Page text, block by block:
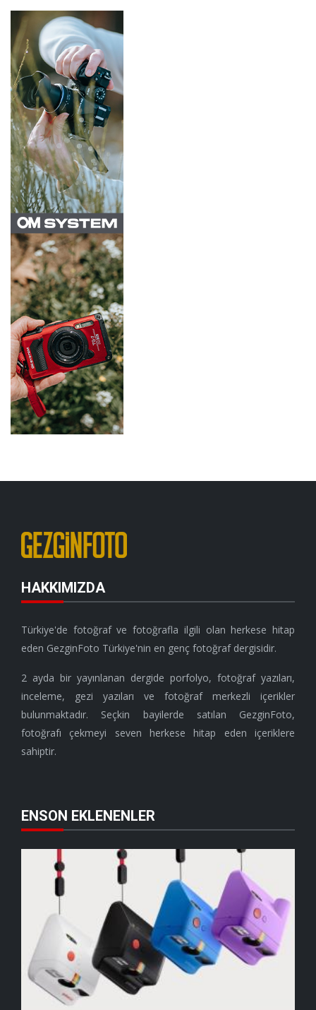
HAKKIMIZDA
Türkiye'de fotoğraf ve fotoğrafla ilgili olan herkese hitap
eden GezginFoto Türkiye'nin en genç fotoğraf dergisidir.
2 ayda bir yayınlanan dergide porfolyo, fotoğraf yazıları,
inceleme, gezi yazıları ve fotoğraf merkezli içerikler
bulunmaktadır. Seçkin bayilerde satılan GezginFoto,
fotoğrafı çekmeyi seven herkese hitap eden içeriklere
sahiptir.
ENSON EKLENENLER